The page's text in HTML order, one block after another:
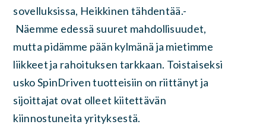
sovelluksissa, Heikkinen tähdentää.-
Näemme edessä suuret mahdollisuudet,
mutta pidämme pään kylmänä ja mietimme
liikkeet ja rahoituksen tarkkaan. Toistaiseksi
usko SpinDriven tuotteisiin on riittänyt ja
sijoittajat ovat olleet kiitettävän
kiinnostuneita yrityksestä.